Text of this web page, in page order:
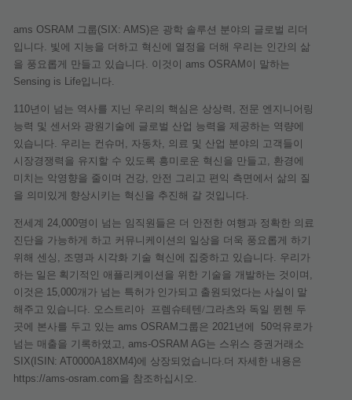
ams OSRAM 그룹(SIX: AMS)은 광학 솔루션 분야의 글로벌 리더
입니다. 빛에 지능을 더하고 혁신에 열정을 더해 우리는 인간의 삶
을 풍요롭게 만들고 있습니다. 이것이 ams OSRAM 이
말하는
Sensing is Life입니다.
110년이 넘는 역사를 지닌 우리의 핵심은 상상력 , 전문 엔지니어링
능력 및 센서와 광원기술에 글로벌 산업 능력을 제공하는 역량에
있습니다. 우리는 컨슈머 , 자동차, 의료 및 산업 분야의
고객들이
시장경쟁력을 유지할 수 있도록 흥미로운 혁신을 만들고 , 환경에
미치는 악영향을 줄이며 건강, 안전 그리고 편익 측면에서 삶의
질
을 의미있게 향상시키는 혁신을 추진해 갈 것입니다.
전세계 24,000명이 넘는 임직원들은 더 안전한 여행과 정확한 의료
진단을 가능하게 하고 커뮤니케이션의 일상을 더욱 풍요롭게
하기
위해 센싱 , 조명과 시각화 기술 혁신에 집중하고 있습니다. 우리가
하는 일은 획기적인 애플리케이션을 위한 기술을 개발하는 것이며 ,
이것은 15,000개가 넘는 특허 가 인가되고 출원되었다는 사실이 말
해주고 있습니다. 오스트리아 프렘슈테텐/그라츠와 독일 뮌헨 두
곳에
본사를 두고 있는 ams OSRAM 그룹은 2021년에 50억유로가
넘는 매출을 기록하였고 , ams-OSRAM AG는 스위스 증권거래소
SIX(ISIN: AT0000A18XM4)에 상장되었습니다.더 자세한 내용은
https://ams-osram.com을 참조하십시오 .